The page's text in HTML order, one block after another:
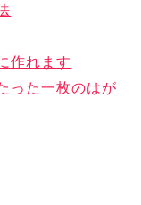
作れます
った一枚のはが